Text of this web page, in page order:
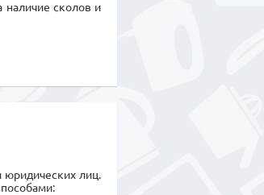
наличие сколов и
лиц.